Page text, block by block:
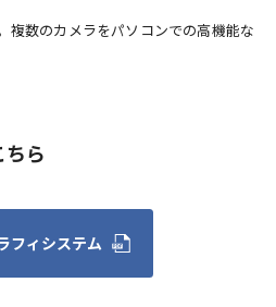
複数のカメラをパソコンでの高機能な
ら
フィシステム